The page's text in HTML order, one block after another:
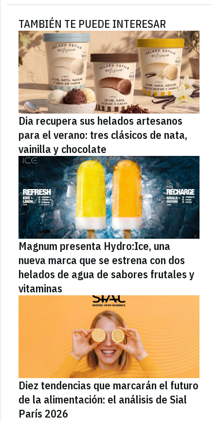
TAMBIÉN TE PUEDE INTERESAR
Dia recupera sus helados artesanos
para el verano: tres clásicos de nata,
vainilla y chocolate
Magnum presenta Hydro:Ice, una
nueva marca que se estrena con dos
helados de agua de sabores frutales y
vitaminas
Diez tendencias que marcarán el futuro
de la alimentación: el análisis de Sial
París 2026